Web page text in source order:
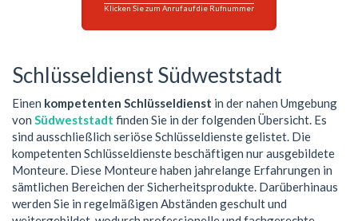
Klicken Sie zum Anruf auf die Rufnummer
Schlüsseldienst Südweststadt
Einen kompetenten Schlüsseldienst in der nahen Umgebung
von Südweststadt finden Sie in der folgenden Übersicht. Es
sind ausschließlich seriöse Schlüsseldienste gelistet. Die
kompetenten Schlüsseldienste beschäftigen nur ausgebildete
Monteure. Diese Monteure haben jahrelange Erfahrungen in
sämtlichen Bereichen der Sicherheitsprodukte. Darüberhinaus
werden Sie in regelmäßigen Abständen geschult und